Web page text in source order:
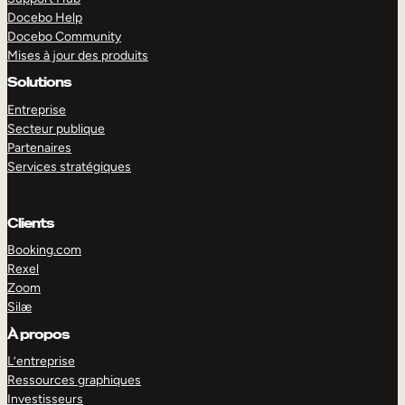
Docebo Help
Docebo Community
Mises à jour des produits
Solutions
Entreprise
Secteur publique
Partenaires
Services stratégiques
Clients
Booking.com
Rexel
Zoom
Silæ
À propos
L’entreprise
Ressources graphiques
Investisseurs